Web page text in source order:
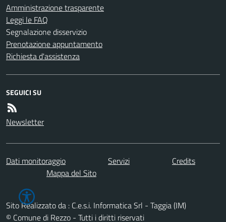
Amministrazione trasparente
Leggi le FAQ
Segnalazione disservizio
Prenotazione appuntamento
Richiesta d'assistenza
SEGUICI SU
Newsletter
Dati monitoraggio Servizi
Credits
Mappa del Sito
Sito Realizzato da : C.e.s.i. Informatica Srl - Taggia (IM)
© Comune di Rezzo - Tutti i diritti riservati